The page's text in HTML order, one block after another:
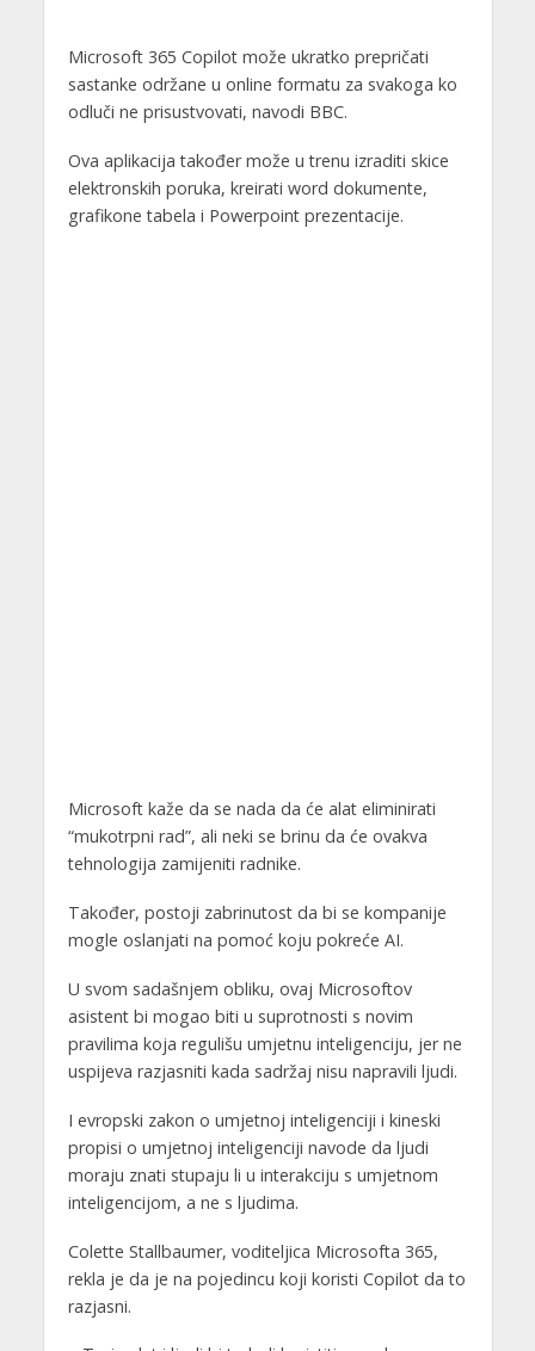
Microsoft 365 Copilot može ukratko prepričati
sastanke održane u online formatu za svakoga ko
odluči ne prisustvovati, navodi BBC.
Ova aplikacija također može u trenu izraditi skice
elektronskih poruka, kreirati word dokumente,
grafikone tabela i Powerpoint prezentacije.
Microsoft kaže da se nada da će alat eliminirati
“mukotrpni rad”, ali neki se brinu da će ovakva
tehnologija zamijeniti radnike.
Također, postoji zabrinutost da bi se kompanije
mogle oslanjati na pomoć koju pokreće AI.
U svom sadašnjem obliku, ovaj Microsoftov
asistent bi mogao biti u suprotnosti s novim
pravilima koja regulišu umjetnu inteligenciju, jer ne
uspijeva razjasniti kada sadržaj nisu napravili ljudi.
I evropski zakon o umjetnoj inteligenciji i kineski
propisi o umjetnoj inteligenciji navode da ljudi
moraju znati stupaju li u interakciju s umjetnom
inteligencijom, a ne s ljudima.
Colette Stallbaumer, voditeljica Microsofta 365,
rekla je da je na pojedincu koji koristi Copilot da to
razjasni.